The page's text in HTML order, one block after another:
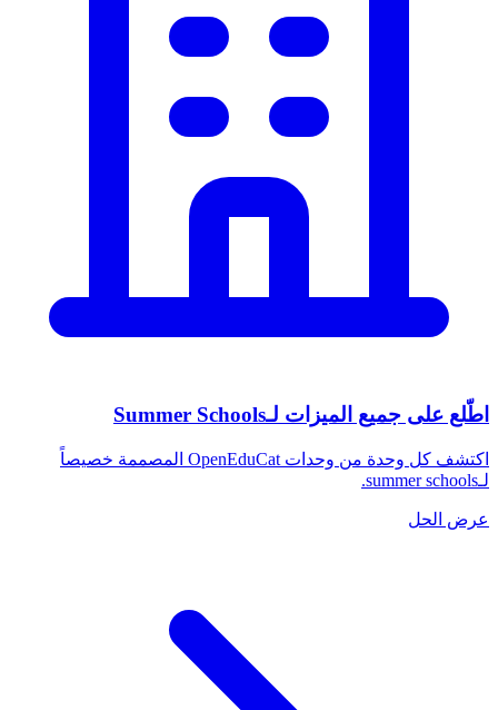
اطّلع على جميع الميزات لـSummer Schools
اكتشف كل وحدة من وحدات OpenEduCat المصممة خصيصاً
لـsummer schools.
عرض الحل